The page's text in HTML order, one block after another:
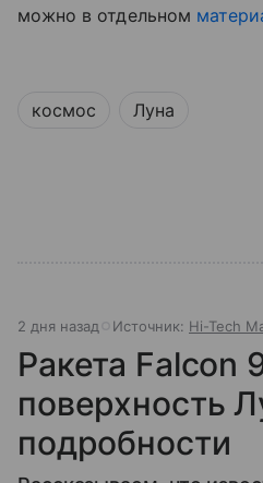
можно в отдельном
космос Луна
2 дня назад Источник: Hi-Tech
Ракета Falcon
поверхность
подробности